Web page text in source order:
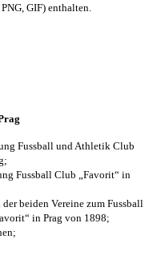
GIF) enthalten.
Fussball und Athletik Club
Fussball Club „Favorit“ in
beiden Vereine zum Fussball
in Prag von 1898;